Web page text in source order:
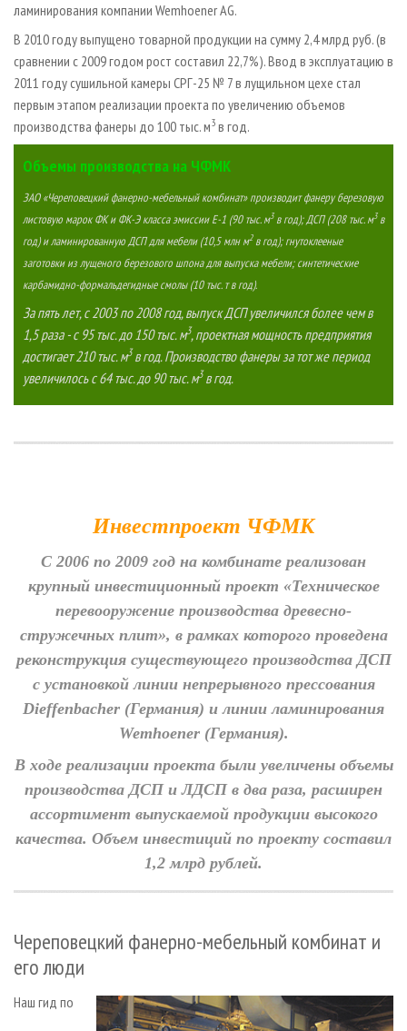
ламинирования компании Wemhoener AG.
В 2010 году выпущено товарной продукции на сумму 2,4 млрд руб. (в
сравнении с 2009 годом рост составил 22,7%). Ввод в эксплуатацию в
2011 году сушильной камеры СРГ-25 № 7 в лущильном цехе стал
первым этапом реализации проекта по увеличению объемов
производства фанеры до 100 тыс. м3 в год.
Объемы производства на ЧФМК
ЗАО «Череповецкий фанерно-мебельный комбинат» производит фанеру березовую
листовую марок ФК и ФК-Э класса эмиссии Е-1 (90 тыс. м3в год); ДСП (208 тыс. м3в
год) и ламинированную ДСП для мебели (10,5 млн м2в год); гнутоклееные
заготовки из лущеного березового шпона для выпуска мебели; синтетические
карбамидно-формальдегидные смолы (10 тыс. т в год).
За пять лет, с 2003 по 2008 год, выпуск ДСП увеличился более чем в
1,5 раза - с 95 тыс. до 150 тыс. м3, проектная мощность предприятия
достигает 210 тыс. м3в год. Производство фанеры за тот же период
увеличилось с 64 тыс. до 90 тыс. м3в год.
Инвестпроект ЧФМК
С 2006 по 2009 год на комбинате реализован
крупный инвестиционный проект «Техническое
перевооружение производства древесно-
стружечных плит», в рамках которого проведена
реконструкция существующего производства ДСП
с установкой линии непрерывного прессования
Dieffenbacher (Германия) и линии ламинирования
Wemhoener (Германия).
В ходе реализации проекта были увеличены объемы
производства ДСП и ЛДСП в два раза, расширен
ассортимент выпускаемой продукции высокого
качества. Объем инвестиций по проекту составил
1,2 млрд рублей.
Череповецкий фанерно-мебельный комбинат и
его люди
Наш гид по